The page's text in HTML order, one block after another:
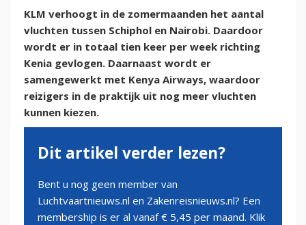
KLM verhoogt in de zomermaanden het aantal
vluchten tussen Schiphol en Nairobi. Daardoor
wordt er in totaal tien keer per week richting
Kenia gevlogen. Daarnaast wordt er
samengewerkt met Kenya Airways, waardoor
reizigers in de praktijk uit nog meer vluchten
kunnen kiezen.
Dit artikel verder lezen?
Bent u nog geen member van
Luchtvaartnieuws.nl en Zakenreisnieuws.nl? Een
membership is er al vanaf € 5,45 per maand. Klik